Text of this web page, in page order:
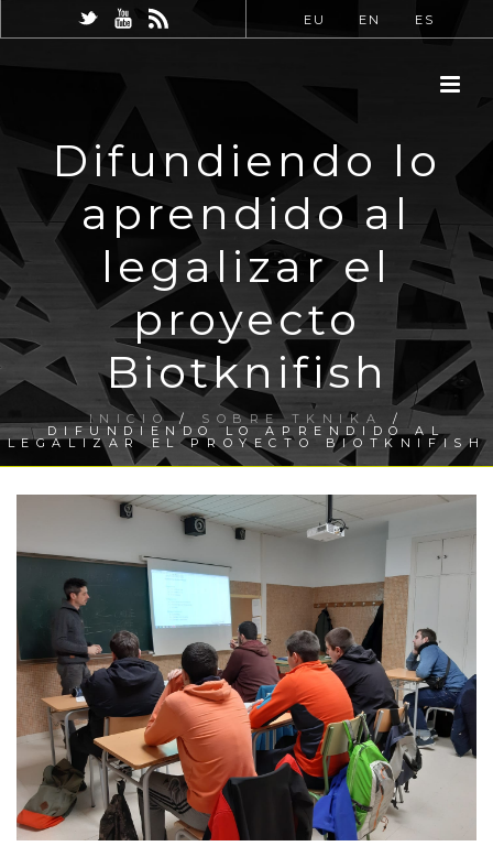
EU EN ES
Difundiendo lo
aprendido al
legalizar el
proyecto
Biotknifish
INICIO/ SOBRE TKNIKA /
DIFUNDIENDO LO APRENDIDO AL
LEGALIZAR EL PROYECTO BIOTKNIFISH